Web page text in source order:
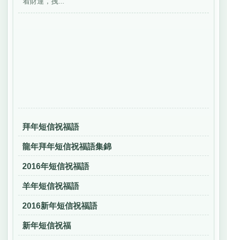
拜年短信祝福語
龍年拜年短信祝福語集錦
2016年短信祝福語
羊年短信祝福語
2016新年短信祝福語
新年短信祝福